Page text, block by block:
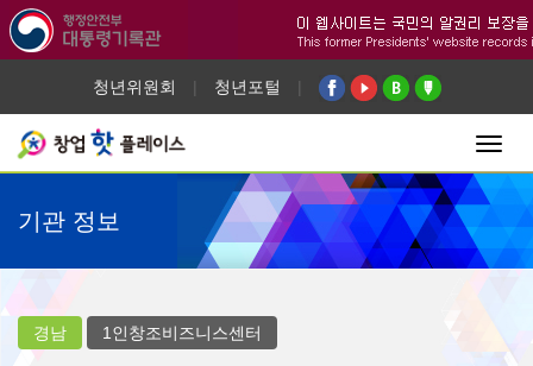
청년위원회 | 청년포털 |
기관 정보
경남 1인창조비즈니스센터